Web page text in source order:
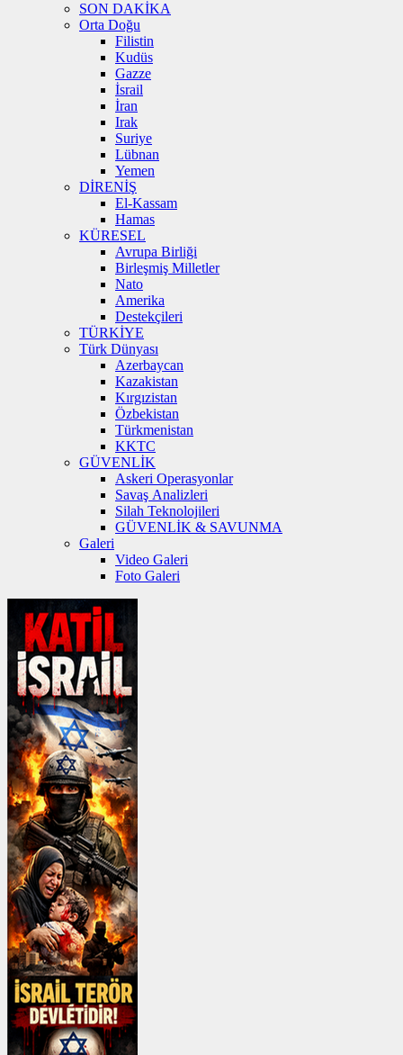
SON DAKİKA
Orta Doğu
Filistin
Kudüs
Gazze
İsrail
İran
Irak
Suriye
Lübnan
Yemen
DİRENİŞ
El-Kassam
Hamas
KÜRESEL
Avrupa Birliği
Birleşmiş Milletler
Nato
Amerika
Destekçileri
TÜRKİYE
Türk Dünyası
Azerbaycan
Kazakistan
Kırgızistan
Özbekistan
Türkmenistan
KKTC
GÜVENLİK
Askeri Operasyonlar
Savaş Analizleri
Silah Teknolojileri
GÜVENLİK & SAVUNMA
Galeri
Video Galeri
Foto Galeri